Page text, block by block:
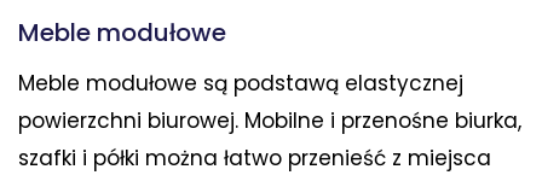
Meble modułowe
Meble modułowe są podstawą elastycznej
powierzchni biurowej. Mobilne i przenośne biurka,
szafki i półki można łatwo przenieść z miejsca